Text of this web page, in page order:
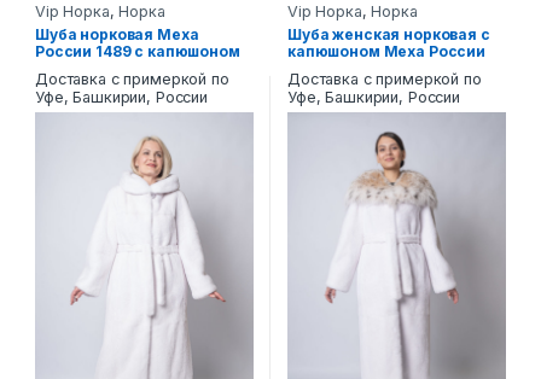
Vip Норка,Норка
Шуба норковая Меха
России 1489 с капюшоном
Доставка с примеркой по
Уфе, Башкирии, России
Vip Норка,Норка
Шуба женская норковая с
капюшоном Меха России
Доставка с примеркой по
Уфе, Башкирии, России